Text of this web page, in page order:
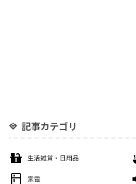
記事カテゴリ
生活雑貨・日用品
家電